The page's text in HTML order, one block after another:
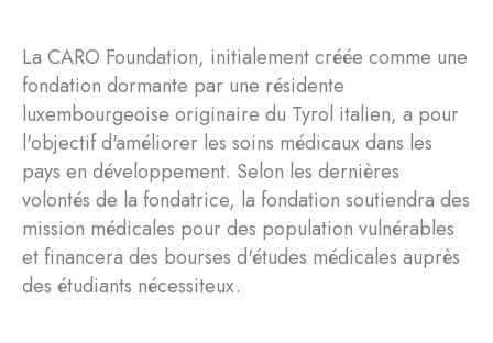
La CARO Foundation, initialement créée comme une
fondation dormante par une résidente
luxembourgeoise originaire du Tyrol italien, a pour
l'objectif d'améliorer les soins médicaux dans les
pays en développement. Selon les dernières
volontés de la fondatrice, la fondation soutiendra des
mission médicales pour des population vulnérables
et financera des bourses d'études médicales auprès
des étudiants nécessiteux.